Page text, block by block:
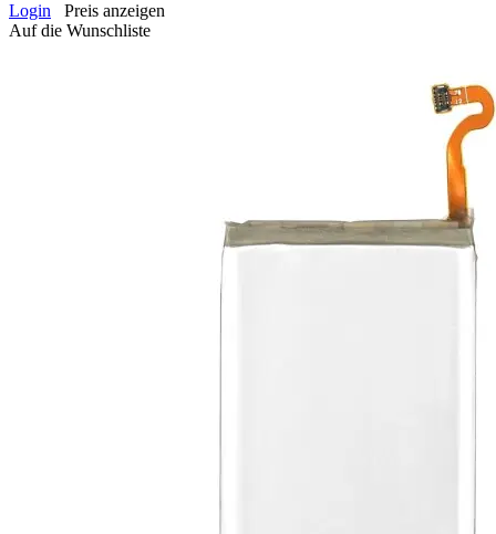
Login
Preis anzeigen
Auf die Wunschliste